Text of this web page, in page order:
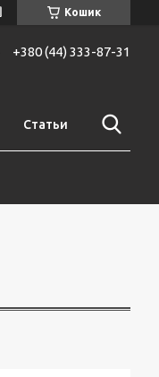
Кошик
+380 (44) 333-87-31
Статьи